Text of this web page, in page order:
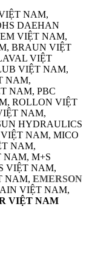
NAM,
DAEHAN
VIỆT NAM,
BRAUN VIỆT
VIỆT
VIỆT NAM,
NAM,
NAM, PBC
ROLLON VIỆT
NAM,
HYDRAULICS
NAM, MICO
NAM,
NAM, M+S
VIỆT NAM,
NAM, EMERSON
VIỆT NAM,
VIỆT NAM